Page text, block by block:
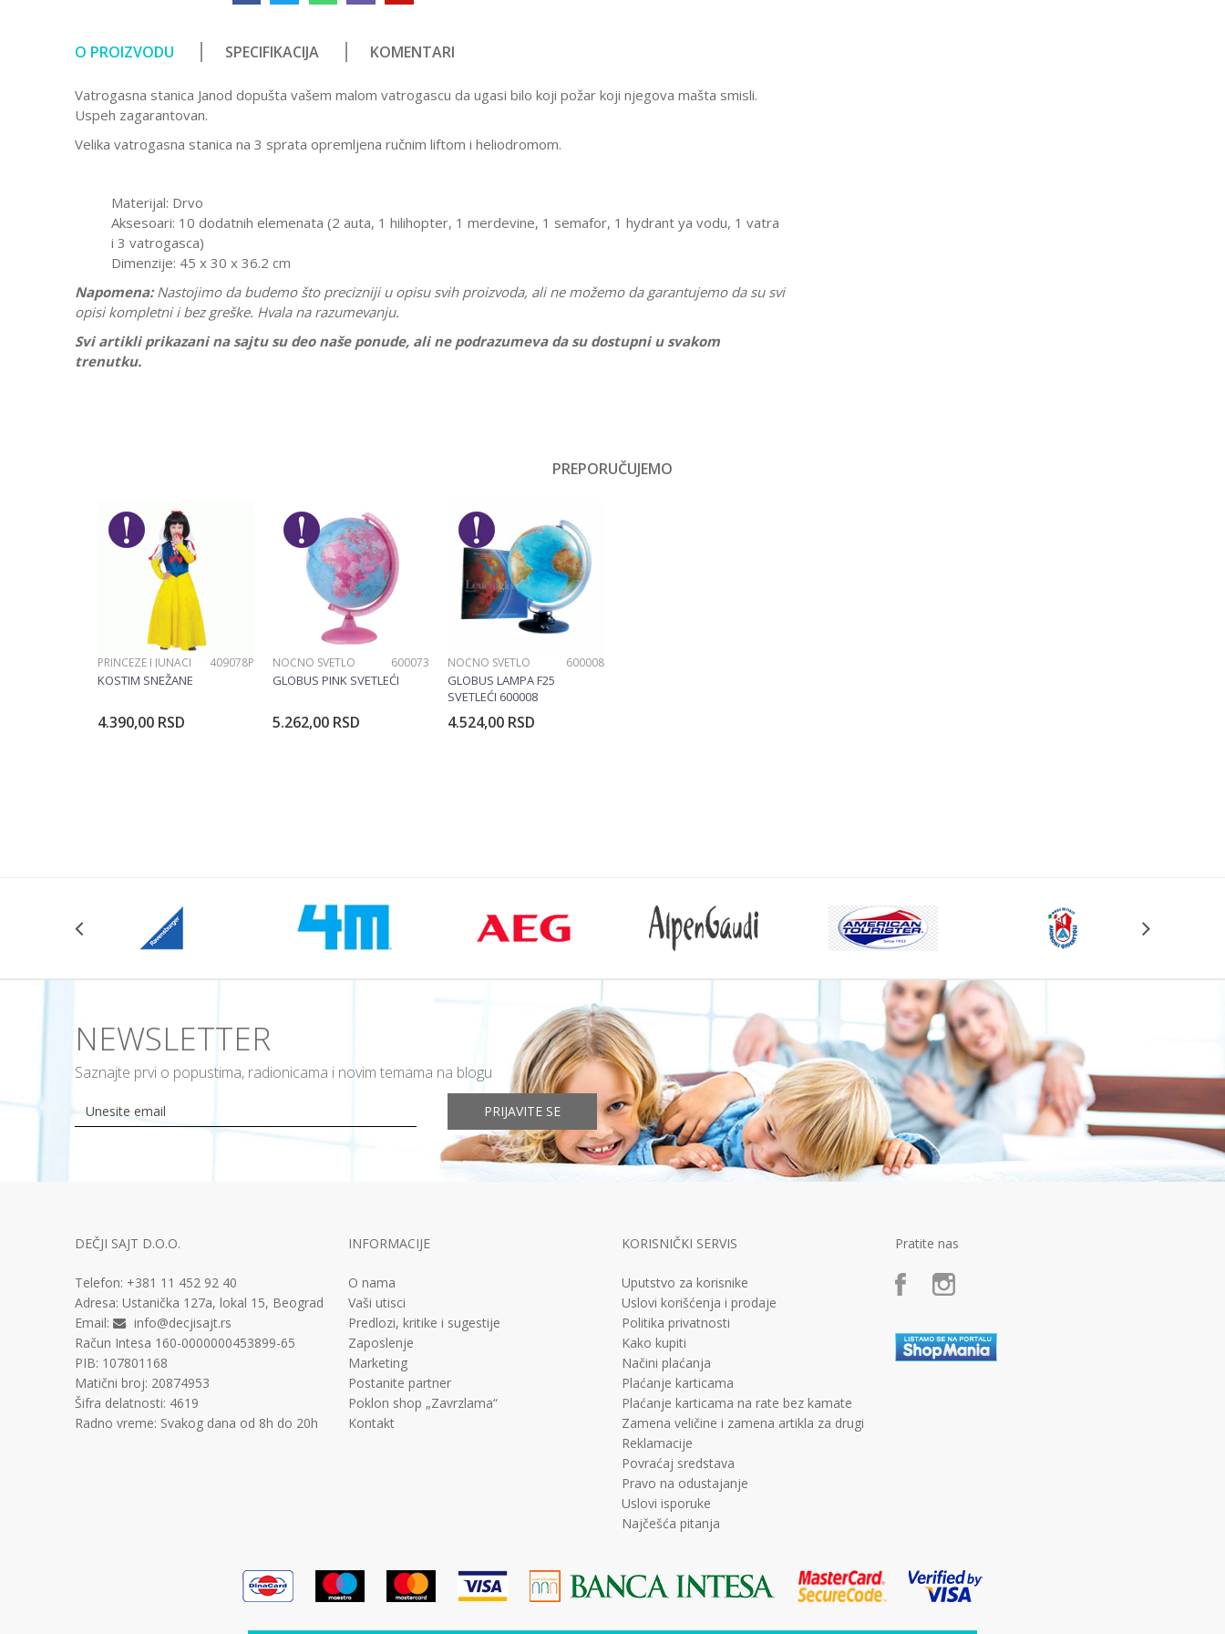
O PROIZVODU SPECIFIKACIJA KOMENTARI
Vatrogasna stanica Janod dopušta vašem malom vatrogascu da ugasi bilo koji požar koji njegova mašta smisli.
Uspeh zagarantovan.
Velika vatrogasna stanica na 3 sprata opremljena ručnim liftom i heliodromom.
Materijal: Drvo
Aksesoari: 10 dodatnih elemenata (2 auta, 1 hilihopter, 1 merdevine, 1 semafor, 1 hydrant ya vodu, 1 vatra
i 3 vatrogasca)
Dimenzije: 45 x 30 x 36.2 cm
Napomena: Nastojimo da budemo što precizniji u opisu svih proizvoda, ali ne možemo da garantujemo da su svi
opisi kompletni i bez greške. Hvala na razumevanju.
Svi artikli prikazani na sajtu su deo naše ponude, ali ne podrazumeva da su dostupni u svakom
trenutku.
Brend
Janod
Materijal
Drvo
Poruka
POŠALJI
PREPORUČUJEMO
PRINCEZE I JUNACI 409078P
KOSTIM SNEŽANE
4.390,00 RSD
NOĆNO SVETLO 600073
GLOBUS PINK SVETLEĆI
5.262,00 RSD
NOĆNO SVETLO 600008
GLOBUS LAMPA F25
SVETLEĆI 600008
4.524,00 RSD
NEWSLETTER
Saznajte prvi o popustima, radionicama i novim temama na blogu
PRIJAVITE SE
DEČJI SAJT D.O.O.
Telefon: +381 11 452 92 40
Adresa: Ustanička 127a, lokal 15, Beograd
Email:
info@decjisajt.rs
Račun Intesa 160-0000000453899-65
PIB: 107801168
Matični broj: 20874953
Šifra delatnosti: 4619
Radno vreme: Svakog dana od 8h do 20h
INFORMACIJE
O nama
Vaši utisci
Predlozi, kritike i sugestije
Zaposlenje
Marketing
Postanite partner
Poklon shop „Zavrzlama“
Kontakt
KORISNIČKI SERVIS
Uputstvo za korisnike
Uslovi korišćenja i prodaje
Politika privatnosti
Kako kupiti
Načini plaćanja
Plaćanje karticama
Plaćanje karticama na rate bez kamate
Zamena veličine i zamena artikla za drugi
Reklamacije
Povraćaj sredstava
Pravo na odustajanje
Uslovi isporuke
Najčešća pitanja
Pratite nas